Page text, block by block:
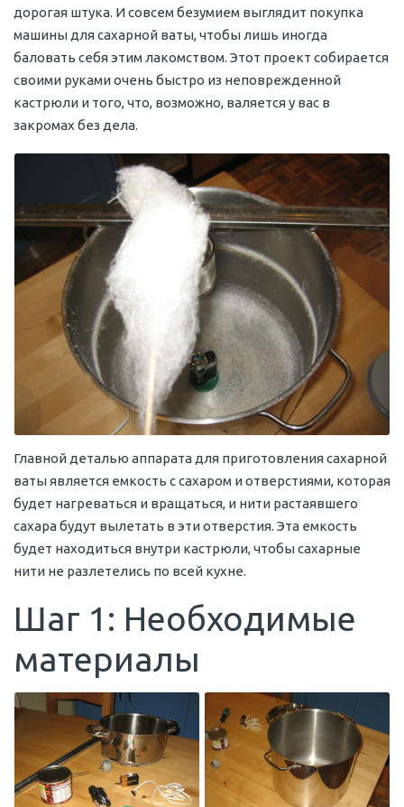
дорогая штука. И совсем безумием выглядит покупка
машины для сахарной ваты, чтобы лишь иногда
баловать себя этим лакомством. Этот проект собирается
своими руками очень быстро из неповрежденной
кастрюли и того, что, возможно, валяется у вас в
закромах без дела.
Главной деталью аппарата для приготовления сахарной
ваты является емкость с сахаром и отверстиями, которая
будет нагреваться и вращаться, и нити растаявшего
сахара будут вылетать в эти отверстия. Эта емкость
будет находиться внутри кастрюли, чтобы сахарные
нити не разлетелись по всей кухне.
Шаг 1: Необходимые
материалы